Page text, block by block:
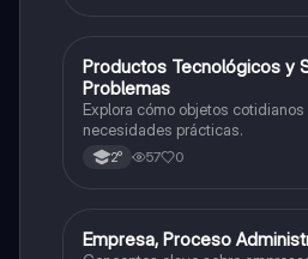
POtros
Productos Tecnológicos y
Problemas
Explora cómo objetos cotidianos
necesidades prácticas.
2° 57 0
EOtros
Empresa, Proceso